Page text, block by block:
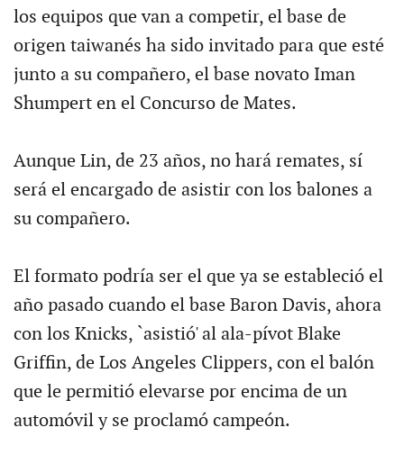
los equipos que van a competir, el base de
origen taiwanés ha sido invitado para que esté
junto a su compañero, el base novato Iman
Shumpert en el Concurso de Mates.
Aunque Lin, de 23 años, no hará remates, sí
será el encargado de asistir con los balones a
su compañero.
El formato podría ser el que ya se estableció el
año pasado cuando el base Baron Davis, ahora
con los Knicks, `asistió' al ala-pívot Blake
Griffin, de Los Angeles Clippers, con el balón
que le permitió elevarse por encima de un
automóvil y se proclamó campeón.